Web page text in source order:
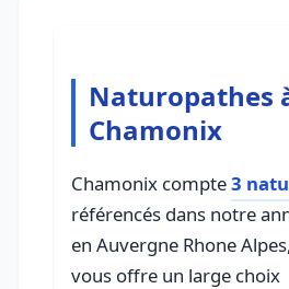
Naturopathes
Chamonix
Chamonix compte3
référencés dans notre
en Auvergne Rhone
vous offre un large choix